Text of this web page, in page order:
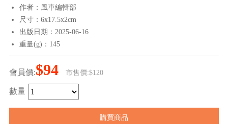
作者：風車編輯部
尺寸：6x17.5x2cm
出版日期：2025-06-16
重量(g)：145
會員價:$94 市售價:$120
數量